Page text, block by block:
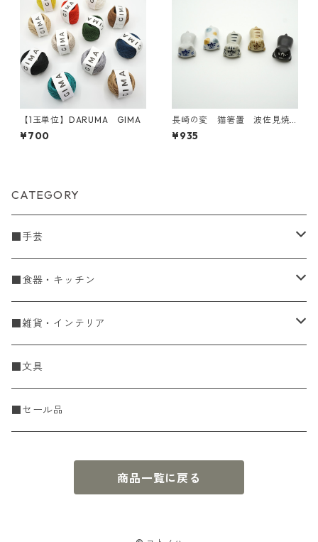
【1玉単位】DARUMA GIMA
¥700
長崎の変 猫箸置 波佐見焼
【日本製】
¥935
CATEGORY
■手芸
手編糸
Spring & Summer
Fall & Winter
刺し子・こぎん
刺し子糸
刺し子ふきん・刺し子布
KIT
ニットツール
■食器・キッチン
食器
豆皿・小皿
中皿
調理道具
かや織ふきん
■雑貨・インテリア
収納雑貨
小物・置物・民芸品
■文具
■セール品
商品一覧に戻る